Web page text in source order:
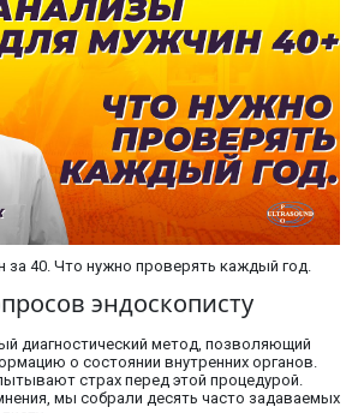
за 40. Что нужно проверять каждый год.
эндоскописту
диагностический метод, позволяющий
о состоянии внутренних органов.
страх перед этой процедурой.
мы собрали десять часто задаваемых